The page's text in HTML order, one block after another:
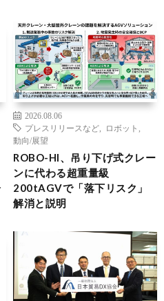
2026.08.06
プレスリリースなど
ロボット
動向/展望
ROBO-HI、吊り下げ式クレー
ンに代わる超重量級
200tAGVで「落下リスク」
解消と説明